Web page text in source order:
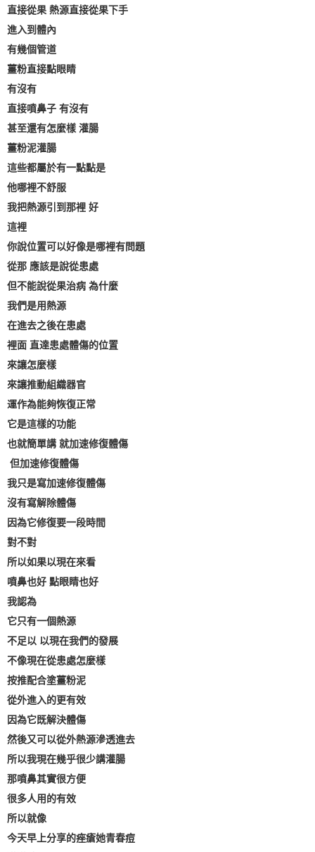
直接從果 熱源直接從果下手
進入到體內
有幾個管道
薑粉直接點眼睛
有沒有
直接噴鼻子 有沒有
甚至還有怎麼樣 灌腸
薑粉泥灌腸
這些都屬於有一點點是
他哪裡不舒服
我把熱源引到那裡 好
這裡
你說位置可以好像是哪裡有問題
從那 應該是說從患處
但不能說從果治病 為什麼
我們是用熱源
在進去之後在患處
裡面 直達患處體傷的位置
來讓怎麼樣
來讓推動組織器官
運作為能夠恢復正常
它是這樣的功能
也就簡單講 就加速修復體傷
但加速修復體傷
我只是寫加速修復體傷
沒有寫解除體傷
因為它修復要一段時間
對不對
所以如果以現在來看
噴鼻也好 點眼睛也好
我認為
它只有一個熱源
不足以 以現在我們的發展
不像現在從患處怎麼樣
按推配合塗薑粉泥
從外進入的更有效
因為它既解決體傷
然後又可以從外熱源滲透進去
所以我現在幾乎很少講灌腸
那噴鼻其實很方便
很多人用的有效
所以就像
今天早上分享的痤瘡她青春痘